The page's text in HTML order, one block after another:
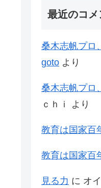
最近のコメ
桑木志帆プロ
goto より
桑木志帆プロ
ｃｈｉ
より
教育は国家百
教育は国家百
見る力 に オ